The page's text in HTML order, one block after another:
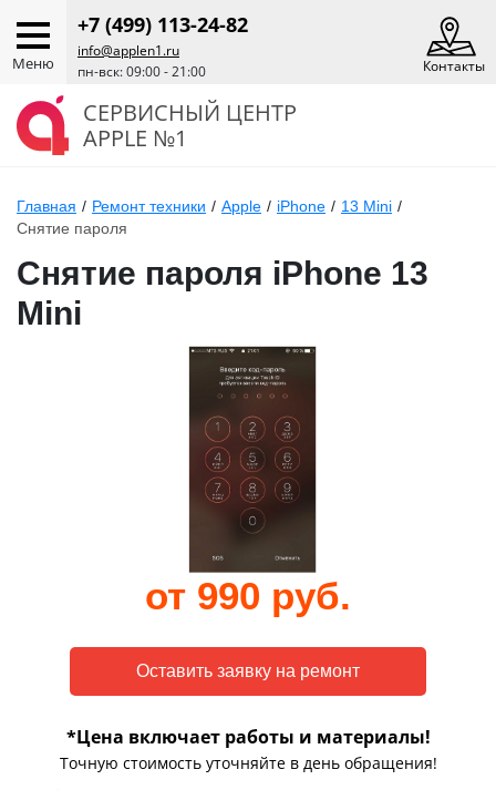
Меню
+7 (499) 113-24-82
info@applen1.ru
пн-вск: 09:00 - 21:00
Контакты
СЕРВИСНЫЙ ЦЕНТР
APPLE №1
Главная / Ремонт техники / Apple / iPhone / 13 Mini /
Снятие пароля
Снятие пароля iPhone 13
Mini
от 990 руб.
*Цена включает работы и материалы!
Точную стоимость уточняйте в день обращения!